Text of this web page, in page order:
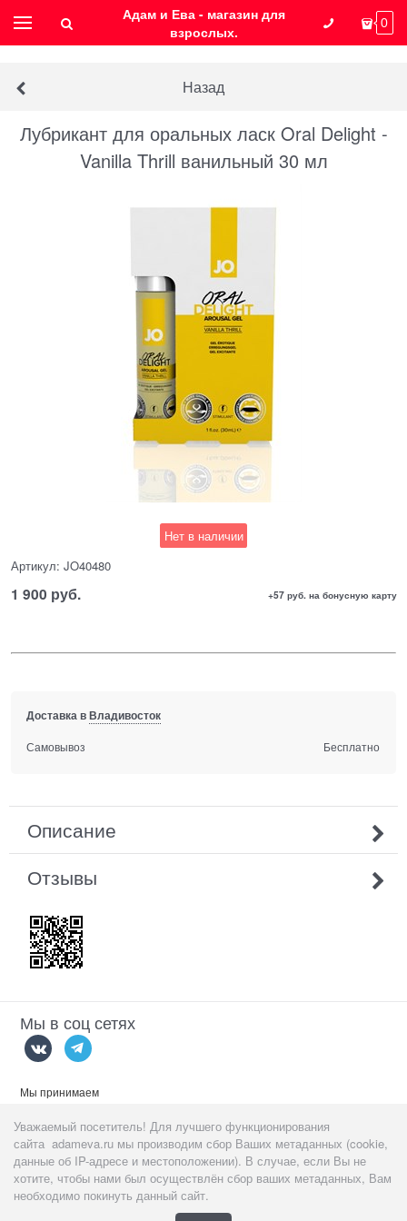
Адам и Ева - магазин для
взрослых.
0
Назад
Лубрикант для оральных ласк Oral Delight -
Vanilla Thrill ванильный 30 мл
Нет в наличии
Артикул: JO40480
1 900 руб. +57 руб. на бонусную карту
Доставка вВладивосток
Самовывоз Бесплатно
Описание
Отзывы
Мы в соц сетях
Мы принимаем
Данный сайт предназначентолько для пользователей старше 18
лет!
Уважаемый посетитель! Для лучшего функционирования
сайта adameva.ru мы производим сбор Ваших метаданных (cookie,
данные об IP-адресе и местоположении). В случае, если Вы не
хотите, чтобы нами был осуществлён сбор ваших метаданных, Вам
необходимо покинуть данный сайт.